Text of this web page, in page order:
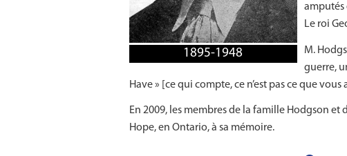
1895-1948
amputés
Le roi
M.
guerre,
Have » [ce qui compte, ce n’est pas ce que
En 2009, les membres de la famille Hodgson
Hope, en Ontario, à sa mémoire.